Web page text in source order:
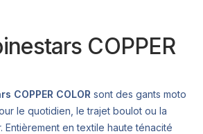
COPPER
COPPER COLOR sont des gants moto
le quotidien, le trajet boulot ou la
Entièrement en textile haute ténacité